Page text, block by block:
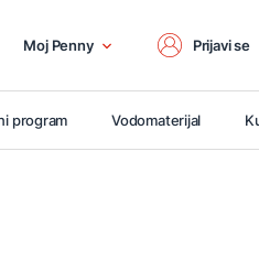
Moj Penny Prijavi se
program Vodomaterijal